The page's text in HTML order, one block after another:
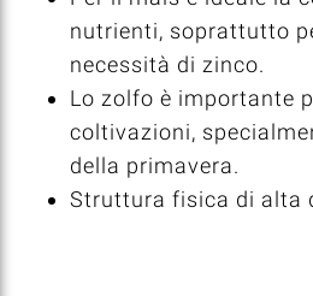
nutrienti, soprattutto
necessità di zinco.
Lo zolfo è importante
coltivazioni,
della primavera.
Struttura fisica di alta